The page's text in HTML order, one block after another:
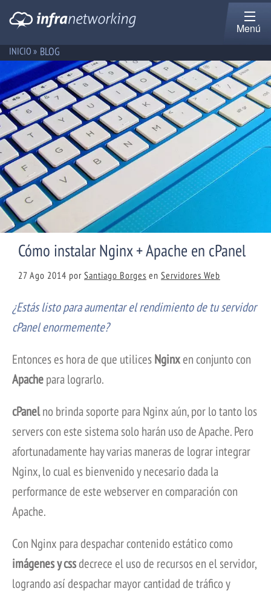
Menú
INICIO » BLOG
Cómo instalar Nginx + Apache en cPanel
27 Ago 2014 por Santiago Borges en Servidores Web
¿Estás listo para aumentar el rendimiento de tu servidor
cPanel enormemente?
Entonces es hora de que utilicesNginxen conjunto con
Apachepara lograrlo.
cPanelno brinda soporte para Nginx aún, por lo tanto los
servers con este sistema solo harán uso de Apache. Pero
afortunadamente hay varias maneras de lograr integrar
Nginx, lo cual es bienvenido y necesario dada la
performance de este webserver en comparación con
Apache.
Con Nginx para despachar contenido estático como
imágenes y cssdecrece el uso de recursos en el servidor,
logrando así despachar mayor cantidad de tráfico y